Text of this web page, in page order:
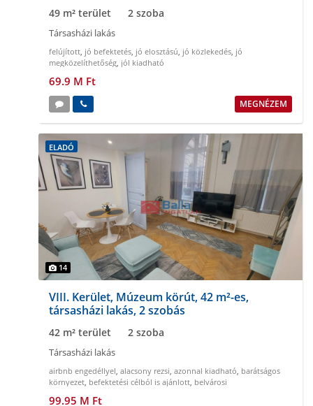
49 m² terület 2 szoba
Társasházi lakás
felújított, jó befektetés, jó elosztású, jó közlekedés, jó
megközelíthetőség, jól kiadható
69.9 M Ft
MEGNÉZEM
ELADÓ
14
VIII. Kerület, Múzeum körút, 42 m²-es,
társasházi lakás, 2 szobás
42 m² terület 2 szoba
Társasházi lakás
airbnb engedéllyel, alacsony rezsi, azonnal kiadható, barátságos
környezet, befektetési célból is ajánlott, belvárosi
99.95 M Ft